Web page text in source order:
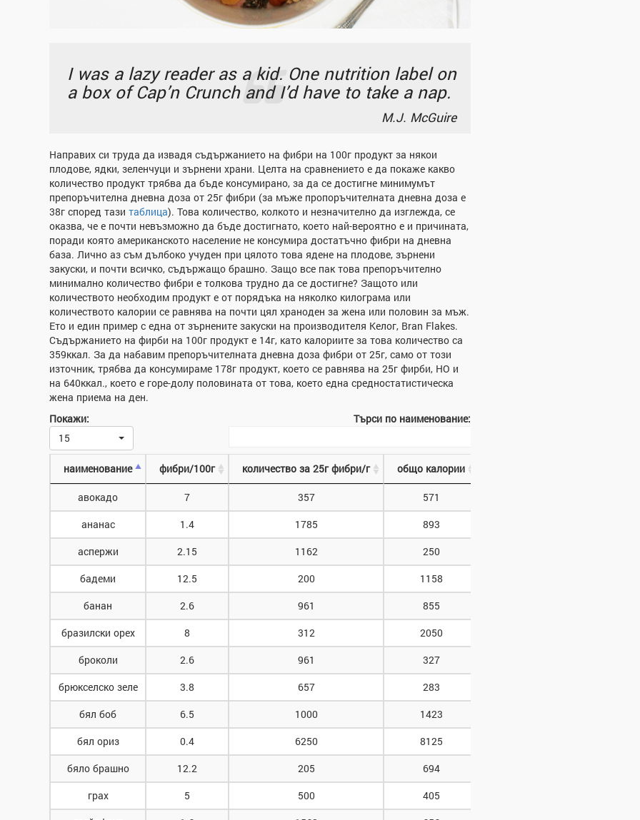
I was a lazy reader as a kid. One nutrition label on
a box of Cap’n Crunch and I’d have to take a nap.
M.J. McGuire
Направих си труда да извадя съдържанието на фибри на 100г продукт за някои
плодове, ядки, зеленчуци и зърнени храни. Целта на сравнението е да покаже какво
количество продукт трябва да бъде консумирано, за да се достигне минимумът
препоръчителна дневна доза от 25г фибри (за мъже пропоръчителната дневна доза е
38г според тази таблица). Това количество, колкото и незначително да изглежда, се
оказва, че е почти невъзможно да бъде достигнато, което най-вероятно е и причината,
поради която американското население не консумира достатъчно фибри на дневна
база. Лично аз съм дълбоко учуден при цялото това ядене на плодове, зърнени
закуски, и почти всичко, съдържащо брашно. Защо все пак това препоръчително
минимално количество фибри е толкова трудно да се достигне? Защото или
количеството необходим продукт е от порядъка на няколко килограма или
количеството калории се равнява на почти цял храноден за жена или половин за мъж.
Ето и един пример с една от зърнените закуски на производителя Келог, Bran Flakes.
Съдържанието на фирби на 100г продукт е 14г, като калориите за това количество са
359ккал. За да набавим препоръчителната дневна доза фибри от 25г, само от този
източник, трябва да консумираме 178г продукт, което се равнява на 25г фирби, НО и
на 640ккал., което е горе-долу половината от това, което една средностатистическа
жена приема на ден.
Покажи:
15
Търси по наименование:
наименование фибри/100г количество за 25г фибри/г общо калории
авокадо 7 357
571
ананас
1.4 1785
893
аспержи
2.15 1162
250
бадеми
12.5 200
1158
банан
2.6 961
855
бразилски орех
8 312
2050
броколи
2.6 961
327
брюкселско зеле
3.8 657
283
бял боб
6.5 1000
1423
бял ориз
0.4 6250
8125
бяло брашно
12.2 205
694
грах
5 500
405